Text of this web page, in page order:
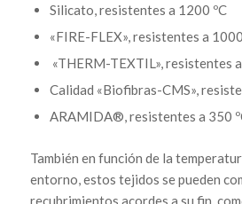
Silicato, resistentes a 1200 ºC
«FIRE-FLEX», resistentes a
«THERM-TEXTIL», resistentes
Calidad «Biofibras-CMS»,
ARAMIDA®, resistentes a 350
También en función de la
entorno, estos tejidos se pueden
recubrimientos acordes a su fin,